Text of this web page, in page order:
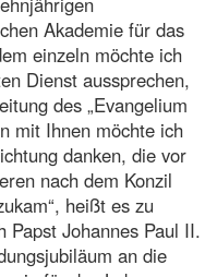
Akademie für das
einzeln möchte ich
Dienst aussprechen,
des „Evangelium
mit Ihnen möchte ich
danken, die vor
nach dem Konzil
heißt es zu
Papst Johannes Paul II.
an die